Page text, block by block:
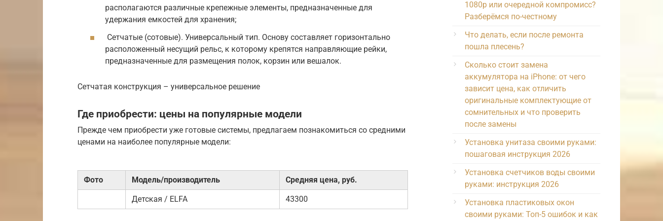
располагаются различные крепежные элементы, предназначенные для
удержания емкостей для хранения;
Сетчатые (сотовые). Универсальный тип. Основу составляет горизонтально
расположенный несущий рельс, к которому крепятся направляющие рейки,
предназначенные для размещения полок, корзин или вешалок.
Сетчатая конструкция – универсальное решение
Где приобрести: цены на популярные модели
Прежде чем приобрести уже готовые системы, предлагаем познакомиться со средними
ценами на наиболее популярные модели:
Фото Модель/производитель Средняя цена, руб.
Детская / ELFA 43300
1080p или очередной компромисс?
Разберёмся по-честному
Что делать, если после ремонта
пошла плесень?
Сколько стоит замена
аккумулятора на iPhone: от чего
зависит цена, как отличить
оригинальные комплектующие от
сомнительных и что проверить
после замены
Установка унитаза своими руками:
пошаговая инструкция 2026
Установка счетчиков воды своими
руками: инструкция 2026
Установка пластиковых окон
своими руками: Топ-5 ошибок и как